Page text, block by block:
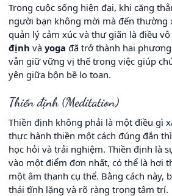
Trong cuộc sống hiện đại, khi căng
người bạn không mời mà đến thường
quản lý cảm xúc và thư giãn là điều
định và yoga đã trở thành hai
vẫn giữ vững vị thế trong việc giúp
yên giữa bộn bề lo toan.
Thiền định (Meditation)
Thiền định không phải là một điều gì
thực hành thiền một cách đúng đắn
học hỏi và trải nghiệm. Thiền định là
vào một điểm đơn nhất, có thể là hơi
một âm thanh cụ thể. Bằng cách này,
thái tĩnh lặng và rõ ràng trong tâm trí.